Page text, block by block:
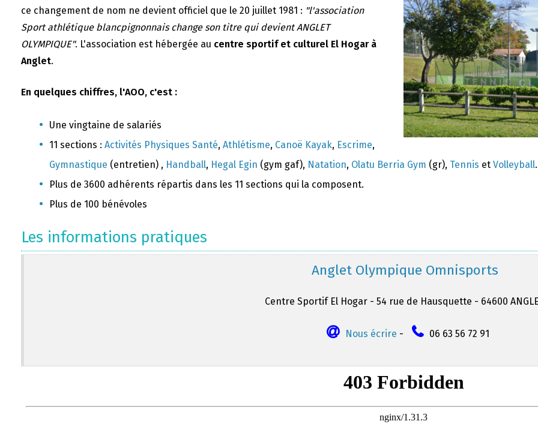
ce changement de nom ne devient officiel que le 20 juillet 1981 : "l'association
Sport athlétique blancpignonnais change son titre qui devient ANGLET
OLYMPIQUE". L'association est hébergée au centre sportif et culturel El Hogar à
Anglet.
En quelques chiffres, l'AOO, c'est :
Une vingtaine de salariés
11 sections : Activités Physiques Santé, Athlétisme, Canoë Kayak, Escrime,
Gymnastique (entretien) , Handball, Hegal Egin (gym gaf), Natation, Olatu Berria Gym (gr), Tennis et Volleyball.
Plus de 3600 adhérents répartis dans les 11 sections qui la composent.
Plus de 100 bénévoles
Les informations pratiques
Anglet Olympique Omnisports
Centre Sportif El Hogar - 54 rue de Hausquette - 64600
Nous écrire - 06 63 56 72 91